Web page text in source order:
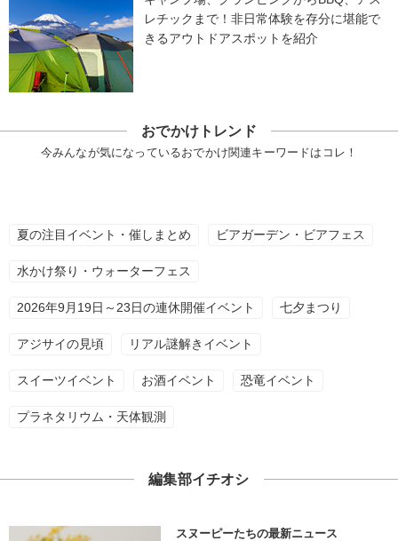
レチックまで！非日常体験を存分に堪能で
きるアウトドアスポットを紹介
おでかけトレンド
今みんなが気になっているおでかけ関連キーワードはコレ！
夏の注目イベント・催しまとめ ビアガーデン・ビアフェス
水かけ祭り・ウォーターフェス
2026年9月19日～23日の連休開催イベント 七夕まつり
アジサイの見頃 リアル謎解きイベント
スイーツイベント お酒イベント 恐竜イベント
プラネタリウム・天体観測
編集部イチオシ
スヌーピーたちの最新ニュース